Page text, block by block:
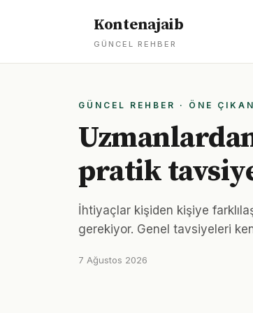
Kontenajaib
GÜNCEL REHBER
GÜNCEL REHBER · ÖNE ÇIKAN
pratik
İhtiyaçlar kişiden kişiye
gerekiyor. Genel tavsiyeleri
7 Ağustos 2026